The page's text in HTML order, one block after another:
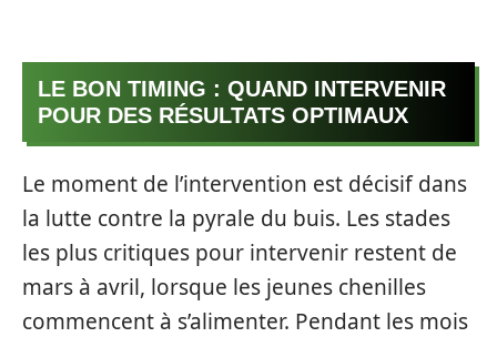
LE BON TIMING : QUAND INTERVENIR
POUR DES RÉSULTATS OPTIMAUX
Le moment de l’intervention est décisif dans
la lutte contre la pyrale du buis. Les stades
les plus critiques pour intervenir restent de
mars à avril, lorsque les jeunes chenilles
commencent à s’alimenter. Pendant les mois